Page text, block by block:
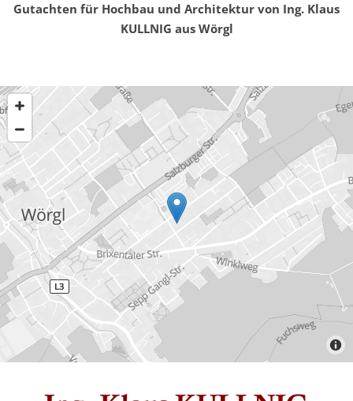
Gutachten für Hochbau und Architektur von Ing. Klaus
KULLNIG aus Wörgl